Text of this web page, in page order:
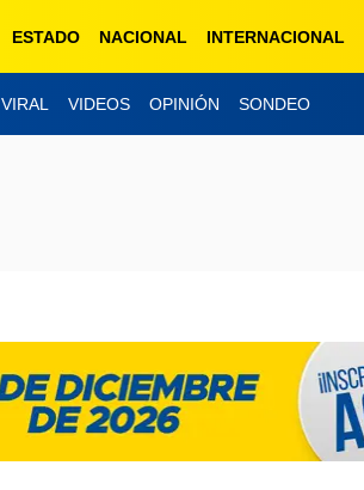
ESTADO NACIONAL INTERNACIONAL
VIRAL VIDEOS OPINIÓN SONDEO